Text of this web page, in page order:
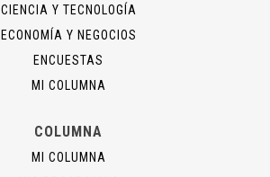
CIENCIA Y TECNOLOGÍA
ECONOMÍA Y NEGOCIOS
ENCUESTAS
MI COLUMNA
COLUMNA
MI COLUMNA